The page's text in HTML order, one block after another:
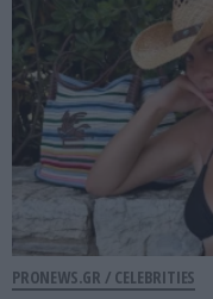
PRONEWS.GR / CELEBRITIES